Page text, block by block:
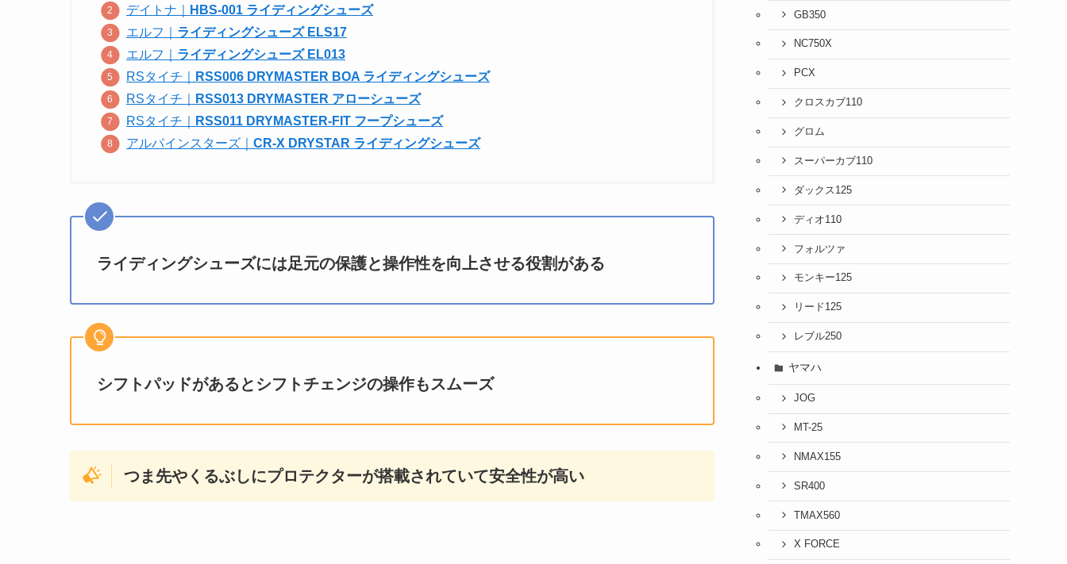
デイトナ｜
HBS-001 ライディングシューズ
エルフ｜ ライディングシューズ ELS17
エルフ｜ ライディングシューズ EL013
RSタイチ｜
RSS006 DRYMASTER BOA ライディングシューズ
RSタイチ｜
RSS013 DRYMASTER アローシューズ
RSタイチ｜
RSS011 DRYMASTER-FIT フープシューズ
アルパインスターズ｜ CR-X DRYSTAR ライディングシューズ
ライディングシューズには足元の保護と操作性を向上させる役割がある
シフトパッドがあるとシフトチェンジの操作もスムーズ
つま先やくるぶしにプロテクターが搭載されていて安全性が高い
GB350
NC750X
PCX
クロスカブ110
グロム
スーパーカブ110
ダックス125
ディオ110
フォルツァ
モンキー125
リード125
レブル250
ヤマハ
JOG
MT-25
NMAX155
SR400
TMAX560
X FORCE